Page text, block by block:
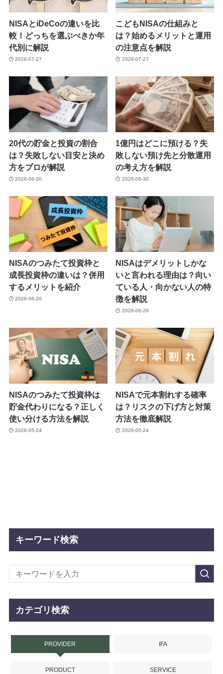
NISAとiDeCoの違いを比
較！どっちを選ぶべきか年
代別に解説
2026-07-27
こどもNISAの仕組みと
は？始めるメリットと運用
の注意点を解説
2026-07-27
20代の貯金と投資の割合
は？失敗しない目安と決め
方をプロが解説
2026-06-30
1億円はどこに預ける？失
敗しない預け先と分散運用
の考え方を解説
2026-06-30
NISAのつみたて投資枠と
成長投資枠の違いは？併用
するメリットを紹介
2026-06-20
NISAはデメリットしかな
いと言われる理由は？向い
ている人・向かない人の特
徴を解説
2026-06-20
NISAのつみたて投資枠は
貯金代わりになる？正しく
使い分ける方法を解説
2026-05-24
NISAで元本割れする確率
は？リスクの下げ方と対策
方法を徹底解説
2026-05-24
キーワード検索
カテゴリ検索
PROVIDER IFA
PRODUCT SERVICE